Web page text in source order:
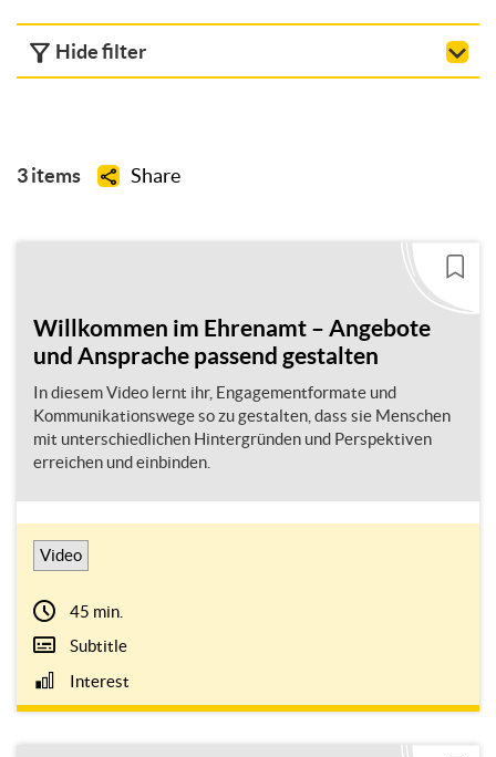
Hide filter
3 items Share
Willkommen im Ehrenamt – Angebote
und Ansprache passend gestalten
In diesem Video lernt ihr, Engagementformate und
Kommunikationswege so zu gestalten, dass sie Menschen
mit unterschiedlichen Hintergründen und Perspektiven
erreichen und einbinden.
Video
45 min.
Subtitle
Interest